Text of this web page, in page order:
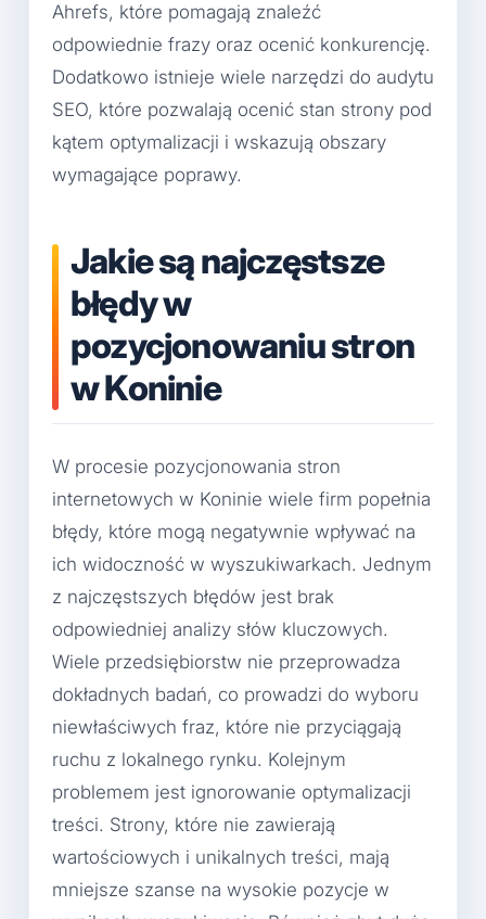
Ahrefs, które pomagają znaleźć
odpowiednie frazy oraz ocenić konkurencję.
Dodatkowo istnieje wiele narzędzi do audytu
SEO, które pozwalają ocenić stan strony pod
kątem optymalizacji i wskazują obszary
wymagające poprawy.
Jakie są najczęstsze
błędy w
pozycjonowaniu stron
w Koninie
W procesie pozycjonowania stron
internetowych w Koninie wiele firm popełnia
błędy, które mogą negatywnie wpływać na
ich widoczność w wyszukiwarkach. Jednym
z najczęstszych błędów jest brak
odpowiedniej analizy słów kluczowych.
Wiele przedsiębiorstw nie przeprowadza
dokładnych badań, co prowadzi do wyboru
niewłaściwych fraz, które nie przyciągają
ruchu z lokalnego rynku. Kolejnym
problemem jest ignorowanie optymalizacji
treści. Strony, które nie zawierają
wartościowych i unikalnych treści, mają
mniejsze szanse na wysokie pozycje w